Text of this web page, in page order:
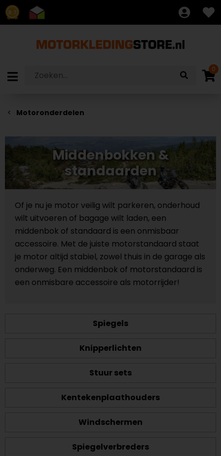
8.7
0
Motoronderdelen
Middenbokken &
standaarden
Of je nu je motor veilig wilt parkeren, onderhoud
wilt uitvoeren of bagage wilt laden, een
middenbok of standaard is een onmisbaar
accessoire. Met de juiste motorstandaard staat
je motor altijd stabiel, zowel thuis in de garage als
onderweg. Een middenbok of motorstandaard is
een onmisbare accessoire als motorrijder!
Spiegels
Knipperlichten
Stuur sets
Kentekenplaathouders
Windschermen
Spiegelverbreders